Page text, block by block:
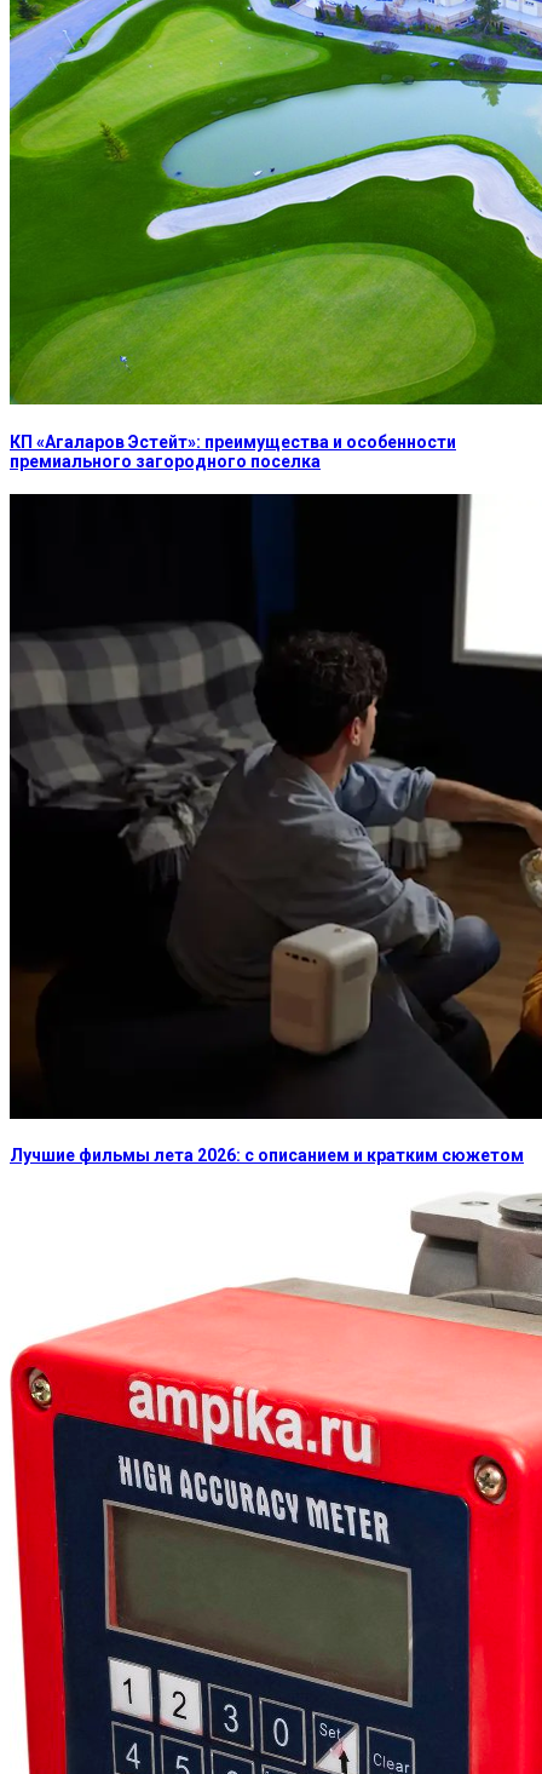
КП «Агаларов Эстейт»: преимущества и особенности
премиального загородного поселка
Лучшие фильмы лета 2026: с описанием и кратким сюжетом